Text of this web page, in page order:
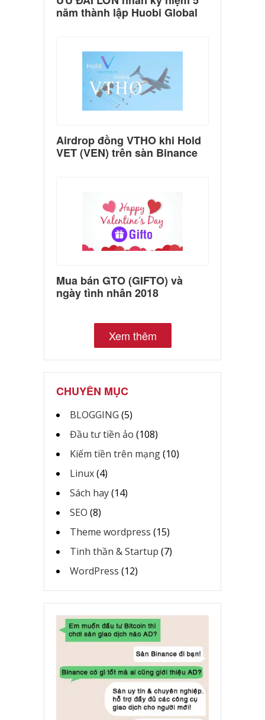
năm thành lập Huobi Global
Airdrop đồng VTHO khi Hold
VET (VEN) trên sàn Binance
Mua bán GTO (GIFTO) và
ngày tình nhân 2018
Xem thêm
CHUYÊN MỤC
BLOGGING (5)
Đầu tư tiền ảo (108)
Kiếm tiền trên mạng(10)
Linux(4)
Sách hay(14)
SEO (8)
Theme wordpress (15)
Tinh thần & Startup (7)
WordPress (12)